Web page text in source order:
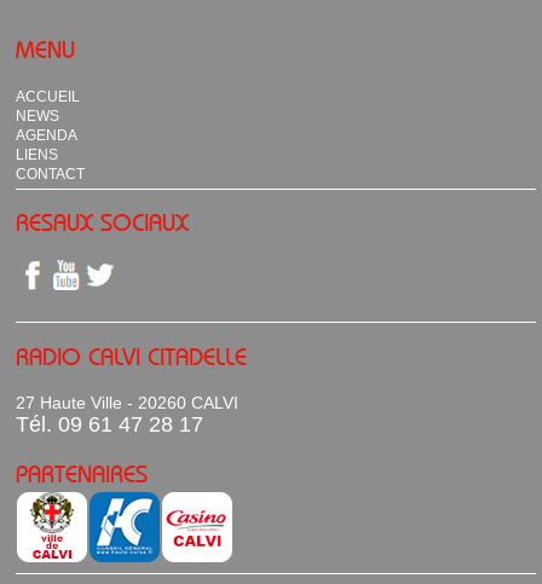
MENU
ACCUEIL
NEWS
AGENDA
LIENS
CONTACT
RESAUX SOCIAUX
RADIO CALVI CITADELLE
27 Haute Ville - 20260 CALVI
Tél. 09 61 47 28 17
PARTENAIRES